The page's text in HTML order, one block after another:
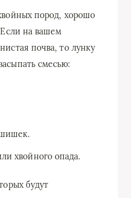
пород, хорошо
Если на вашем
почва, то лунку
смесью:
хвойного опада.
будут